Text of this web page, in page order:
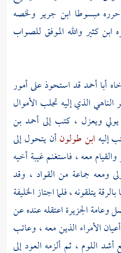
مبسوطا ابن جرير ولخصه
ابن كثير والله الموفق للصواب
أبا أحمدقد استحوذ على أمور
الناهي الذي إليه تجلب الأموال
ويعزل ، كتب إلى أحمد بن
إليه ابن طولونأن يتحول إلى
معه ، فاستغنم غيبة أخيه
ومعه جماعة من القواد ، وقد
بالرقةيتلقونه ، فلما اجتاز الخليفة
وعامةالجزيرةاعتقله عنده عن
الأمراء الذين معه ، وعاتب
أشد اللوم ، ثم ألزمه العود إلى